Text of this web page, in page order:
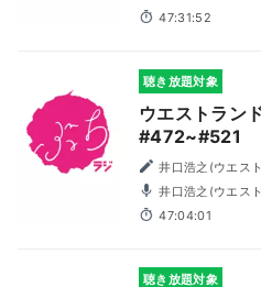
47:31:52
聴き放題対象
ウエストラン
#472~#521
井口浩之(ウエス
井口浩之(ウエス
47:04:01
聴き放題対象